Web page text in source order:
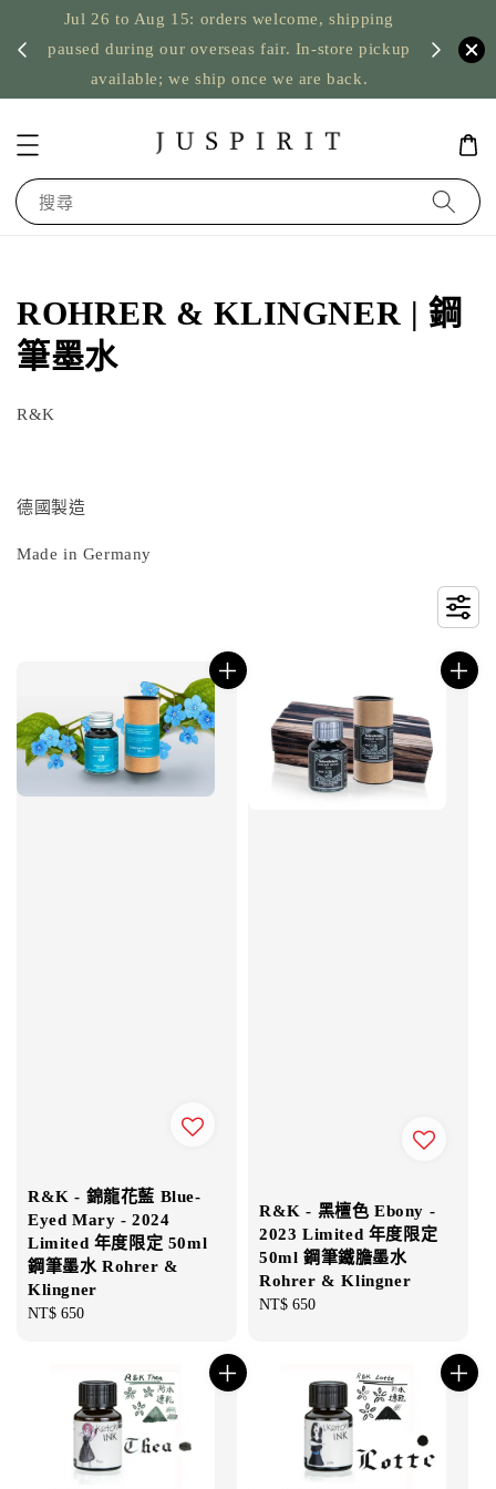
Jul 26 to Aug 15: orders welcome, shipping
paused during our overseas fair. In-store pickup
available; we ship once we are back.
US
搜尋
ROHRER & KLINGNER | 鋼
筆墨水
R&K
德國製造
Made in Germany
R&K - 錦龍花藍 Blue-
Eyed Mary - 2024
Limited 年度限定 50ml
鋼筆墨水 Rohrer &
Klingner
Regular
NT$ 650
R&K - 黑檀色 Ebony -
2023 Limited 年度限定
50ml 鋼筆鐵膽墨水
Rohrer & Klingner
Regular
NT$ 650